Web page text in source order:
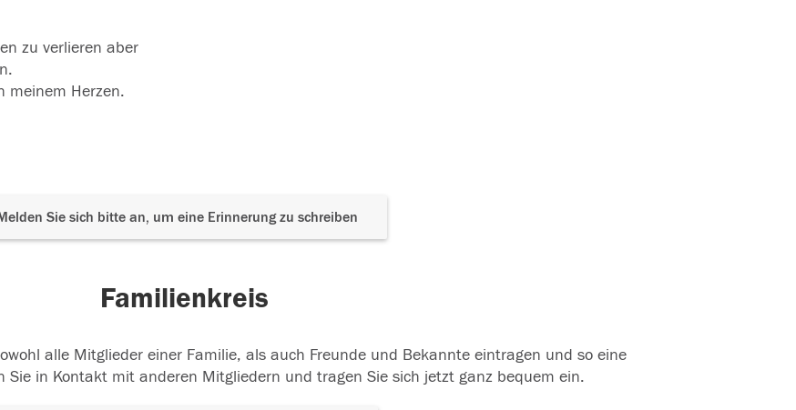
zu verlieren aber
meinem Herzen.
Sie sich bitte an, um eine Erinnerung zu schreiben
Familienkreis
alle Mitglieder einer Familie, als auch Freunde und Bekannte eintragen und so eine
Sie in Kontakt mit anderen Mitgliedern und tragen Sie sich jetzt ganz bequem ein.